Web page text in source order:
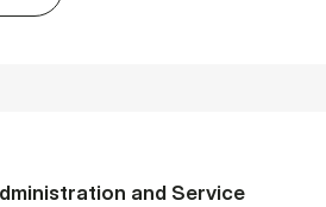
and Ser­vice